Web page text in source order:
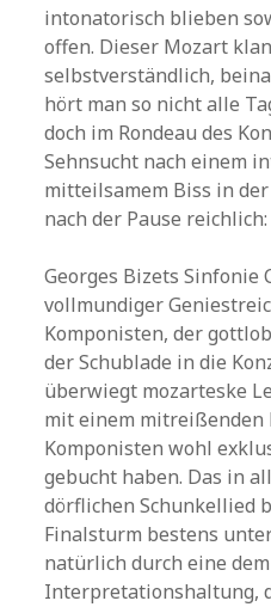
intonatorisch blieben
offen. Dieser Mozart
selbstverständlich,
hört man so nicht alle
doch im Rondeau des
Sehnsucht nach einem
mitteilsamem Biss in
nach der Pause reichlich:
Georges Bizets Sinfonie
vollmundiger
Komponisten, der
der Schublade in die
überwiegt mozarteske
mit einem mitreißenden
Komponisten wohl
gebucht haben. Das in
dörflichen Schunkellied
Finalsturm bestens
natürlich durch eine
Interpretationshaltung,